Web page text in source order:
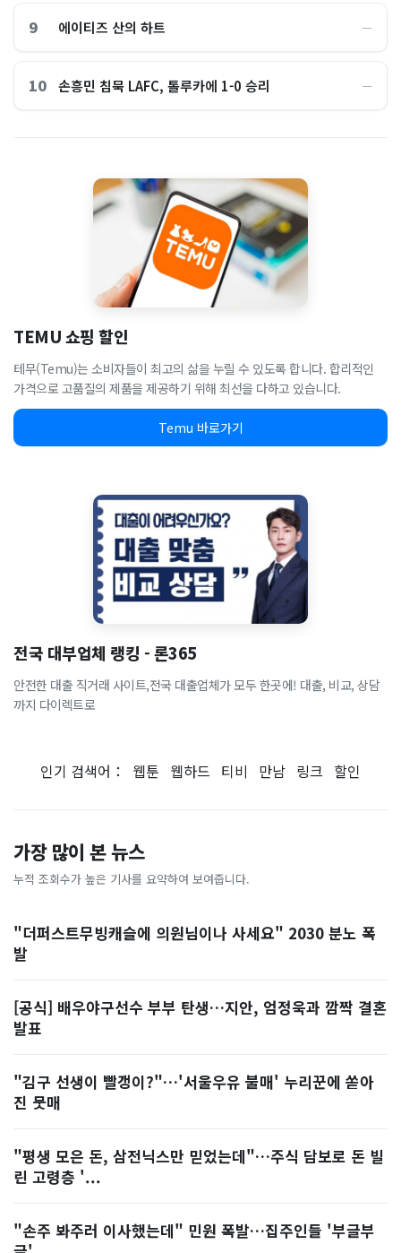
9 에이티즈 산의 하트 ―
10 손흥민 침묵 LAFC, 톨루카에 1-0 승리 ―
TEMU 쇼핑 할인
테무(Temu)는 소비자들이 최고의 삶을 누릴 수 있도록 합니다. 합리적인
가격으로 고품질의 제품을 제공하기 위해 최선을 다하고 있습니다.
Temu 바로가기
전국 대부업체 랭킹 - 론365
안전한 대출 직거래 사이트,전국 대출업체가 모두 한곳에! 대출, 비교, 상담
까지 다이렉트로
인기 검색어： 웹툰 웹하드 티비 만남 링크 할인
가장 많이 본 뉴스
누적 조회수가 높은 기사를 요약하여 보여줍니다.
"더퍼스트무빙캐슬에 의원님이나 사세요" 2030 분노 폭
발
[공식] 배우야구선수 부부 탄생…지안, 엄정욱과 깜짝 결혼
발표
"김구 선생이 빨갱이?"…'서울우유 불매' 누리꾼에 쏟아
진 뭇매
"평생 모은 돈, 삼전닉스만 믿었는데"…주식 담보로 돈 빌
린 고령층 '...
"손주 봐주러 이사했는데" 민원 폭발…집주인들 '부글부